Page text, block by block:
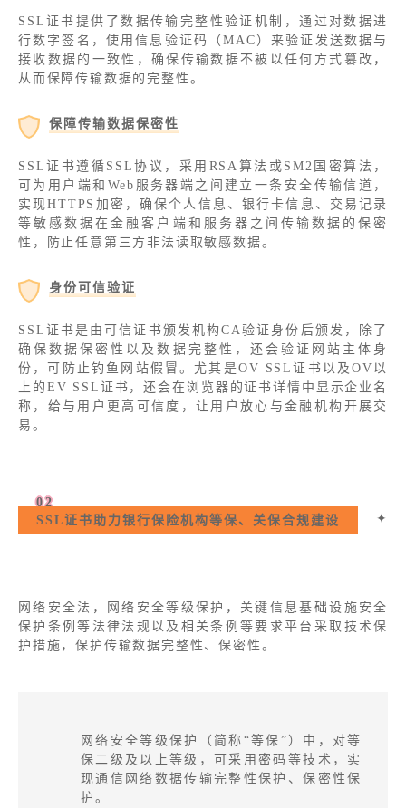
SSL证书提供了数据传输完整性验证机制，通过对数据进
行数字签名，使用信息验证码（MAC）来验证发送数据与
接收数据的一致性，确保传输数据不被以任何方式篡改，
从而保障传输数据的完整性。
保障传输数据保密性
SSL证书遵循SSL协议，采用RSA算法或SM2国密算法，
可为用户端和Web服务器端之间建立一条安全传输信道，
实现HTTPS加密，确保个人信息、银行卡信息、交易记录
等敏感数据在金融客户端和服务器之间传输数据的保密
性，防止任意第三方非法读取敏感数据。
身份可信验证
SSL证书是由可信证书颁发机构CA验证身份后颁发，除了
确保数据保密性以及数据完整性，还会验证网站主体身
份，可防止钓鱼网站假冒。尤其是OV SSL证书以及OV以
上的EV SSL证书，还会在浏览器的证书详情中显示企业名
称，给与用户更高可信度，让用户放心与金融机构开展交
易。
02
SSL证书助力银行保险机构等保、关保合规建设
✦
网络安全法，网络安全等级保护，关键信息基础设施安全
保护条例等法律法规以及相关条例等要求平台采取技术保
护措施，保护传输数据完整性、保密性。
网络安全等级保护（简称“等保”）中，对等
保二级及以上等级，可采用密码等技术，实
现通信网络数据传输完整性保护、保密性保
护。